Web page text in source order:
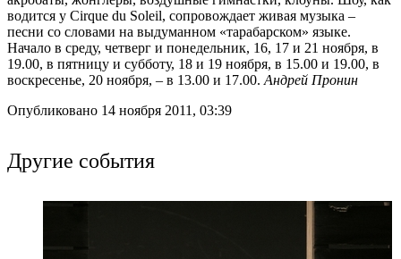
водится у Cirque du Soleil, сопровождает живая музыка –
песни со словами на выдуманном «тарабарском» языке.
Начало в среду, четверг и понедельник, 16, 17 и 21 ноября, в
19.00, в пятницу и субботу, 18 и 19 ноября, в 15.00 и 19.00, в
воскресенье, 20 ноября, – в 13.00 и 17.00. Андрей Пронин
Опубликовано 14 ноября 2011, 03:39
Другие события